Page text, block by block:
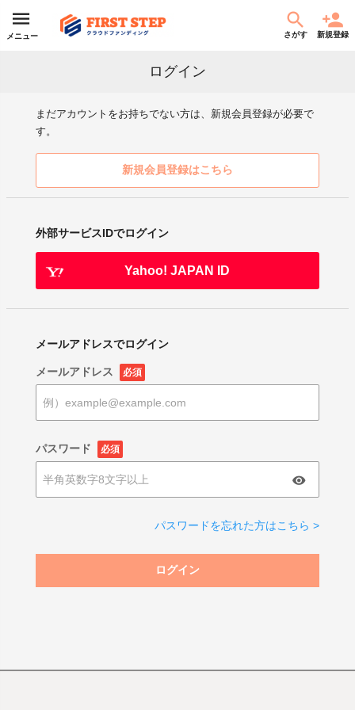
メニュー さがす 新規登録
ログイン
まだアカウントをお持ちでない方は、新規会員登録が必要で
す。
新規会員登録はこちら
外部サービスIDでログイン
Yahoo! JAPAN ID
メールアドレスでログイン
メールアドレス 必須
パスワード 必須
パスワードを忘れた方はこちら >
ログイン